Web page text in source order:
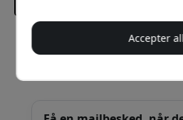
Anbefalet
379
Accepter